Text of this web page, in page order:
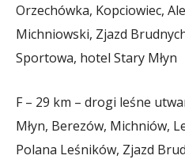
Orzechówka, Kopciowiec,
Michniowski, Zjazd
Sportowa, hotel Stary Młyn
F – 29 km – drogi leśne
Młyn, Berezów, Michniów,
Polana Leśników, Zjazd